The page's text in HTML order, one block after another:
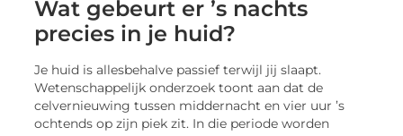
Wat gebeurt er ’s nachts
precies in je huid?
Je huid is allesbehalve passief terwijl jij slaapt.
Wetenschappelijk onderzoek toont aan dat de
celvernieuwing tussen middernacht en vier uur ’s
ochtends op zijn piek zit. In die periode worden